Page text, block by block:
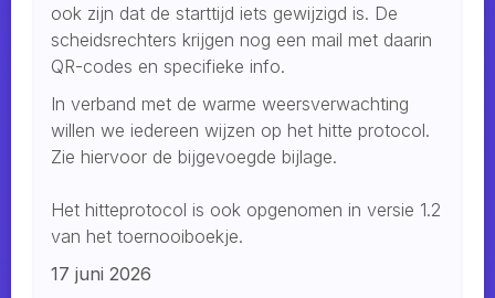
ook zijn dat de starttijd iets gewijzigd is. De
scheidsrechters krijgen nog een mail met daarin
QR-codes en specifieke info.
In verband met de warme weersverwachting
willen we iedereen wijzen op het hitte protocol.
Zie hiervoor de bijgevoegde bijlage.
Het hitteprotocol is ook opgenomen in versie 1.2
van het toernooiboekje.
17 juni 2026